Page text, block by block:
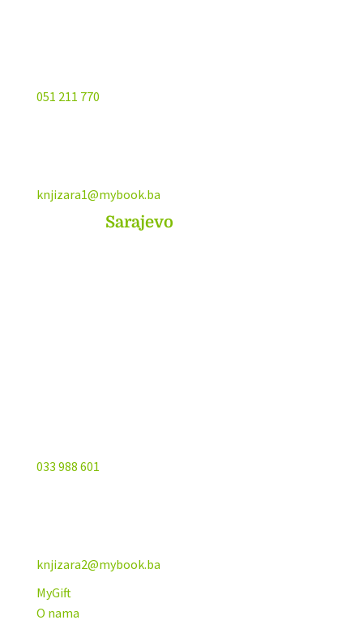
051 211 770
knjizara1@mybook.ba
Sarajevo
033 988 601
knjizara2@mybook.ba
MyGift
O nama